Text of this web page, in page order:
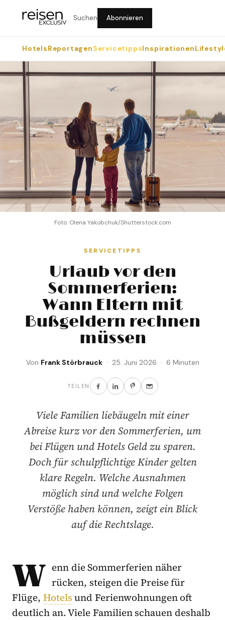
Suchen Abonnieren
HotelsReportagenServicetippsInspirationen
Foto: Olena Yakobchuk/Shutterstock.com
SERVICETIPPS
Urlaub vor den
Sommerferien:
Wann Eltern mit
Bußgeldern rechnen
müssen
Von Frank Störbrauck· 25. Juni 2026 · 6 Minuten
TEILEN
Viele Familien liebäugeln mit einer
Abreise kurz vor den Sommerferien, um
bei Flügen und Hotels Geld zu sparen.
Doch für schulpflichtige Kinder gelten
klare Regeln. Welche Ausnahmen
möglich sind und welche Folgen
Verstöße haben können, zeigt ein Blick
auf die Rechtslage.
W enn die Sommerferien näher
rücken, steigen die Preise für
Flüge, Hotelsund Ferienwohnungen oft
deutlich an. Viele Familien schauen deshalb